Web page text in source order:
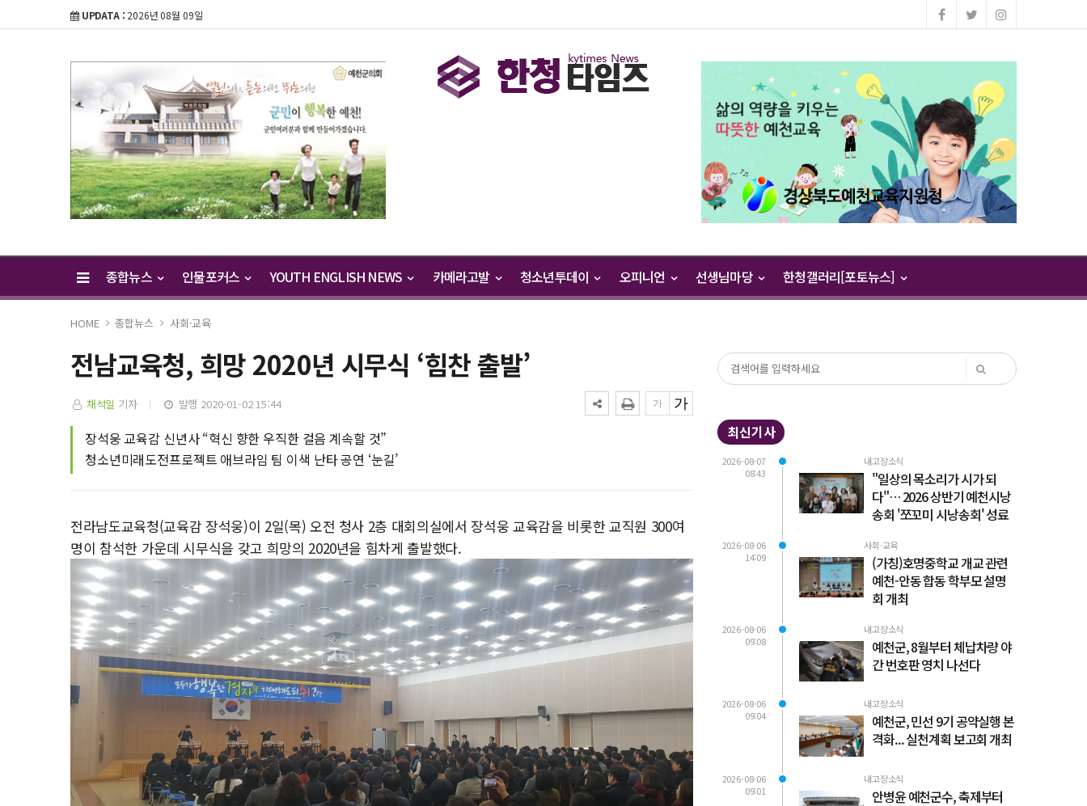
UPDATA : 2026년 08월 09일
종합뉴스 인물포커스 YOUTH ENGLISH NEWS 카메라고발 청소년투데이 오피니언 선생님마당 한청갤러리[포토뉴스]
HOME 종합뉴스 사회·교육
전남교육청, 희망 2020년 시무식 ‘힘찬 출발’
채석일 기자 발행 2020-01-02 15:44
장석웅 교육감 신년사 “혁신 향한 우직한 걸음 계속할 것”
청소년미래도전프로젝트 애브라임 팀 이색 난타 공연 ‘눈길’
전라남도교육청(교육감 장석웅)이 2일(목) 오전 청사 2층 대회의실에서 장석웅 교육감을 비롯한 교직원 300여
명이 참석한 가운데 시무식을 갖고 희망의 2020년을 힘차게 출발했다.
최신기사
2026-08-07
08:43
내고장소식
"일상의 목소리가 시가 되
다"… 2026 상반기 예천시낭
송회 '쪼꼬미 시낭송회' 성료
2026-08-06
14:09
사회·교육
(가칭)호명중학교 개교 관련
예천-안동 합동 학부모 설명
회 개최
2026-08-06
09:08
내고장소식
예천군, 8월부터 체납차량 야
간 번호판 영치 나선다
2026-08-06
09:04
내고장소식
예천군, 민선 9기 공약실행 본
격화... 실천계획 보고회 개최
2026-08-06
09:01
내고장소식
안병윤 예천군수, 축제부터